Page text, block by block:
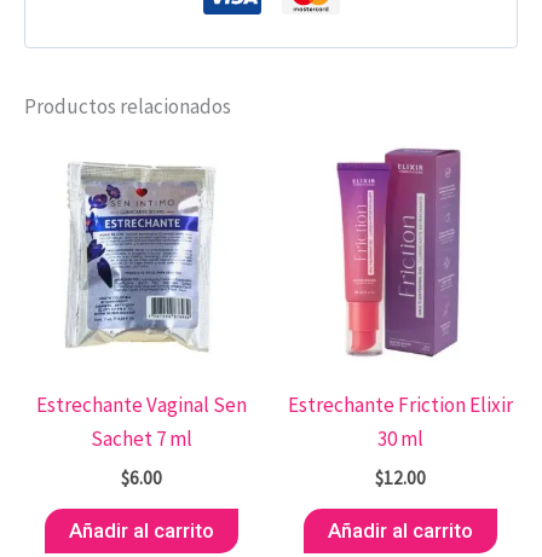
Productos relacionados
Estrechante Vaginal Sen
Sachet 7 ml
$6.00
Añadir al carrito
Estrechante Friction Elixir
30 ml
$12.00
Añadir al carrito